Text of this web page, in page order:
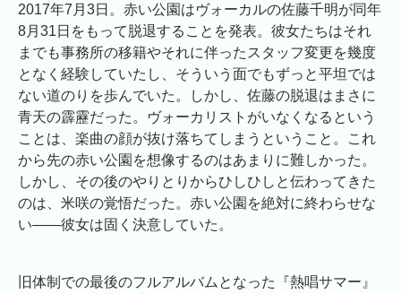
2017年7月3日。赤い公園はヴォーカルの佐藤千明が同年
8月31日をもって脱退することを発表。彼女たちはそれ
までも事務所の移籍やそれに伴ったスタッフ変更を幾度
となく経験していたし、そういう面でもずっと平坦では
ない道のりを歩んでいた。しかし、佐藤の脱退はまさに
青天の霹靂だった。ヴォーカリストがいなくなるという
ことは、楽曲の顔が抜け落ちてしまうということ。これ
から先の赤い公園を想像するのはあまりに難しかった。
しかし、その後のやりとりからひしひしと伝わってきた
のは、米咲の覚悟だった。赤い公園を絶対に終わらせな
い――彼女は固く決意していた。
旧体制での最後のフルアルバムとなった『熱唱サマー』